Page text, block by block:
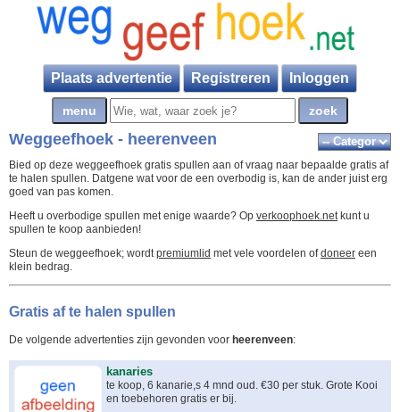
Plaats advertentie Registreren Inloggen
Weggeefhoek - heerenveen
Bied op deze weggeefhoek gratis spullen aan of vraag naar bepaalde gratis af
te halen spullen. Datgene wat voor de een overbodig is, kan de ander juist erg
goed van pas komen.
Heeft u overbodige spullen met enige waarde? Op verkoophoek.net kunt u
spullen te koop aanbieden!
Steun de weggeefhoek; wordt premiumlid met vele voordelen ofdoneer een
klein bedrag.
Gratis af te halen spullen
De volgende advertenties zijn gevonden voor heerenveen:
kanaries
te koop, 6 kanarie,s 4 mnd oud. €30 per stuk. Grote Kooi
en toebehoren gratis er bij.